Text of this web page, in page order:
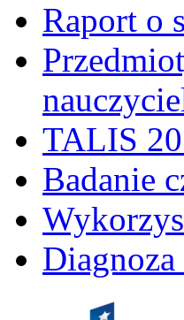
Raport o
TALIS
Badanie